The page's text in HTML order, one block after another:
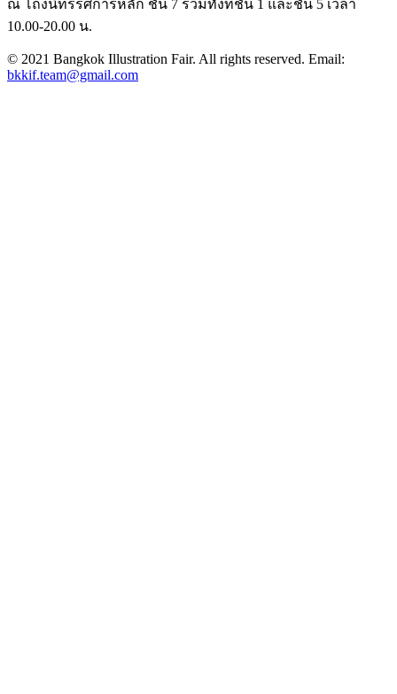
ณ โถงนิทรรศการหลัก ชั้น 7 รวมทั้งที่ชั้น 1 และชั้น 5 เวลา
10.00-20.00 น.
© 2021 Bangkok Illustration Fair. All rights reserved. Email:
bkkif.team@gmail.com